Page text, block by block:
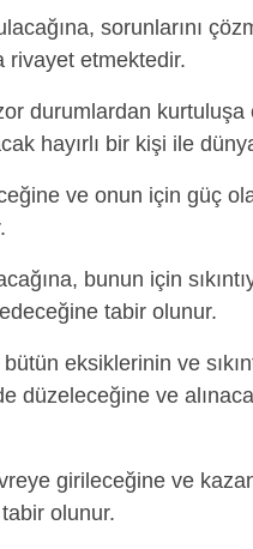
sorunlarını
rivayet etmektedir.
zor durumlardan
hayırlı bir kişi ile
ve onun için güç
bunun için
tabir olunur.
bütün eksiklerinin ve
düzeleceğine ve
girileceğine ve
olunur.